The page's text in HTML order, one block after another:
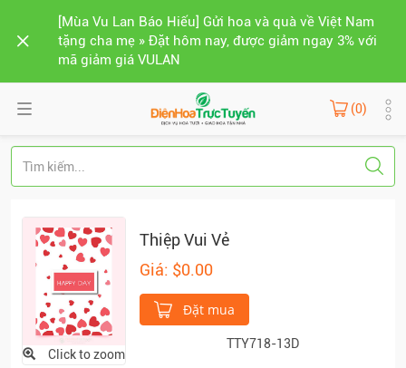
[Mùa Vu Lan Báo Hiếu] Gửi hoa và quà về Việt Nam
tặng cha mẹ » Đặt hôm nay, được giảm ngay 3% với
mã giảm giá VULAN
(0)
Click to zoom
Thiệp Vui Vẻ
Giá: $0.00
Đặt mua
TTY718-13D